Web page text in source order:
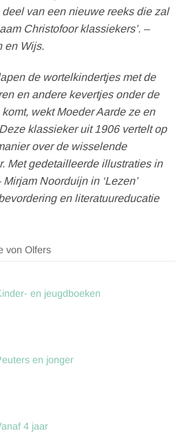
van een nieuwe reeks die zal
Christofoor klassiekers’. –
en Wijs.
de wortelkindertjes met de
en andere kevertjes onder de
wekt Moeder Aarde ze en
klassieker uit 1906 vertelt op
over de wisselende
Met gedetailleerde illustraties in
Noorduijn in ‘Lezen’
en literatuureducatie
von Olfers
en jeugdboeken
en jonger
4 jaar